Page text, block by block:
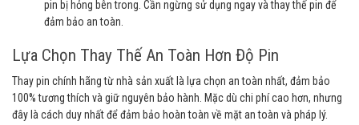
pin bị hỏng bên trong. Cần ngừng sử dụng ngay và thay thế pin để
đảm bảo an toàn.
Lựa Chọn Thay Thế An Toàn Hơn Độ Pin
Thay pin chính hãng từ nhà sản xuất là lựa chọn an toàn nhất, đảm bảo
100% tương thích và giữ nguyên bảo hành. Mặc dù chi phí cao hơn, nhưng
đây là cách duy nhất để đảm bảo hoàn toàn về mặt an toàn và pháp lý.